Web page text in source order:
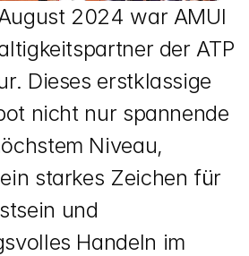
2024 war AMUI
der ATP
Dieses erstklassige
nicht nur spannende
Niveau,
starkes Zeichen für
und
Handeln im